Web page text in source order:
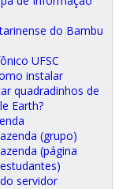
do Bambu
UFSC
instalar
quadradinhos de
Earth?
(grupo)
(página
servidor